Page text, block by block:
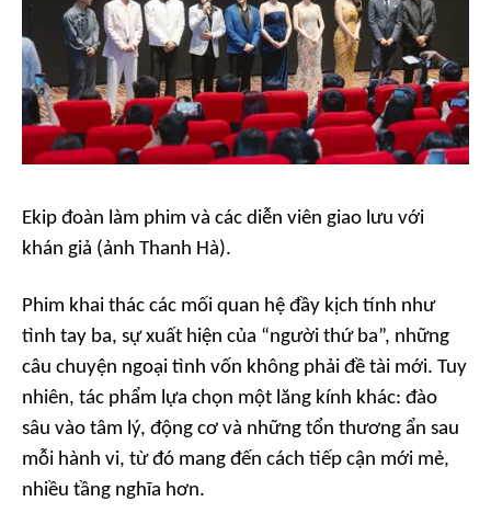
Ekip đoàn làm phim và các diễn viên giao lưu với
khán giả (ảnh Thanh Hà).
Phim khai thác các mối quan hệ đầy kịch tính như
tình tay ba, sự xuất hiện của “người thứ ba”, những
câu chuyện ngoại tình vốn không phải đề tài mới. Tuy
nhiên, tác phẩm lựa chọn một lăng kính khác: đào
sâu vào tâm lý, động cơ và những tổn thương ẩn sau
mỗi hành vi, từ đó mang đến cách tiếp cận mới mẻ,
nhiều tầng nghĩa hơn.